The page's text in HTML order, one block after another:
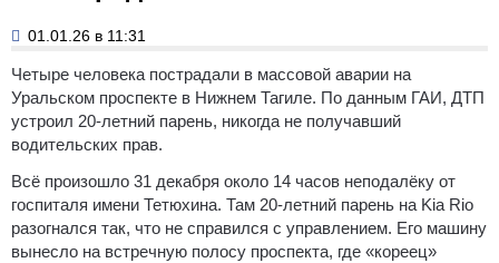
01.01.26 в 11:31
Четыре человека пострадали в массовой аварии на
Уральском проспекте в Нижнем Тагиле. По данным ГАИ, ДТП
устроил 20-летний парень, никогда не получавший
водительских прав.
Всё произошло 31 декабря около 14 часов неподалёку от
госпиталя имени Тетюхина. Там 20-летний парень на Kia Rio
разогнался так, что не справился с управлением. Его машину
вынесло на встречную полосу проспекта, где «кореец»